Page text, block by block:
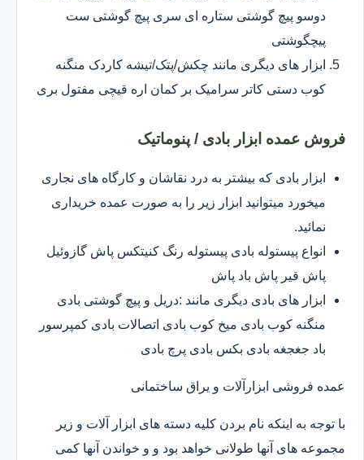
دوسو پیچ گوشتی ستاره ای سری پیچ گوشتی ست
پیچگوشتی
ابزار های دیگری مانند چکش/پتک/تیشه کاردک منگنه
کوب دستی کاتر سرامیک بر کمان اره قیچی مفتول بری
فروش عمده ابزار بادی / پنوماتیک
ابزار بادی که بیشتر به درد نقاشان و کارگاه های نجاری
میخورد میتوانید ابزار زیر را به صورت عمده خریداری
نمائید.
انواع پیستوله بادی پیستوله رنگ کنیتکس پاش گازوئیل
پاش قیر پاش باد پاش
ابزار های بادی دیگری مانند :دریل و پیچ گوشتی بادی
منگنه کوب بادی میخ کوب بادی اتصالات بادی کمپرسور
باد جغجغه بادی بکس بادی پرچ بادی
عمده فروشی ابزارآلات و یراق ساختمانی
با توجه به اینکه نام بردن کلیه دسته های ابزار آلات و زیر
مجموعه های آنها طولانی خواهد بود و و خواندن آنها کمی